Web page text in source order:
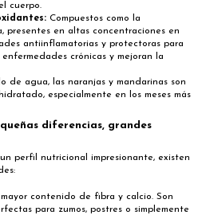
cuerpo.
Compuestos como la
presentes en altas concentraciones en
antiinflamatorias y protectoras para
crónicas y mejoran la
de agua, las naranjas y mandarinas son
especialmente en los meses más
diferencias, grandes
perfil nutricional impresionante, existen
contenido de fibra y calcio. Son
para zumos, postres o simplemente